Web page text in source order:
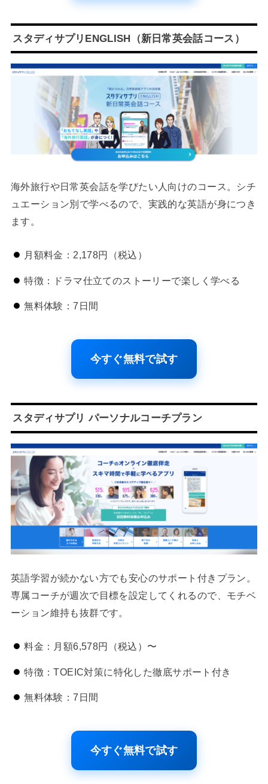
スタディサプリENGLISH（新日常英会話コース）
海外旅行や日常英会話を学びたい人向けのコース。シチ
ュエーション別で学べるので、実践的な英語が身につき
ます。
月額料金：2,178円（税込）
特徴：ドラマ仕立てのストーリーで楽しく学べる
無料体験：7日間
今すぐ無料で試す
スタディサプリ パーソナルコーチプラン
英語学習が続かない方でも安心のサポート付きプラン。
専属コーチが週次で目標を設定してくれるので、モチベ
ーション維持も抜群です。
料金：月額6,578円（税込）〜
特徴：TOEIC対策に特化した徹底サポート付き
無料体験：7日間
今すぐ無料で試す